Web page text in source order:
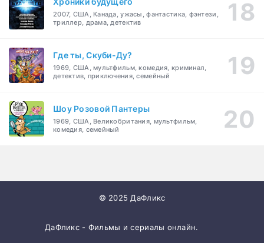
2007, США, Канада, ужасы, фантастика, фэнтези,
триллер, драма, детектив
Где ты, Скуби-Ду?
1969, США, мультфильм, комедия, криминал,
детектив, приключения, семейный
Шоу Розовой Пантеры
1969, США, Великобритания, мультфильм,
комедия, семейный
© 2025 ДаФликс
ДаФликс - Фильмы и сериалы онлайн.